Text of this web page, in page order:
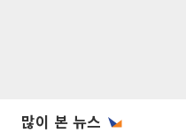
많이 본 뉴스